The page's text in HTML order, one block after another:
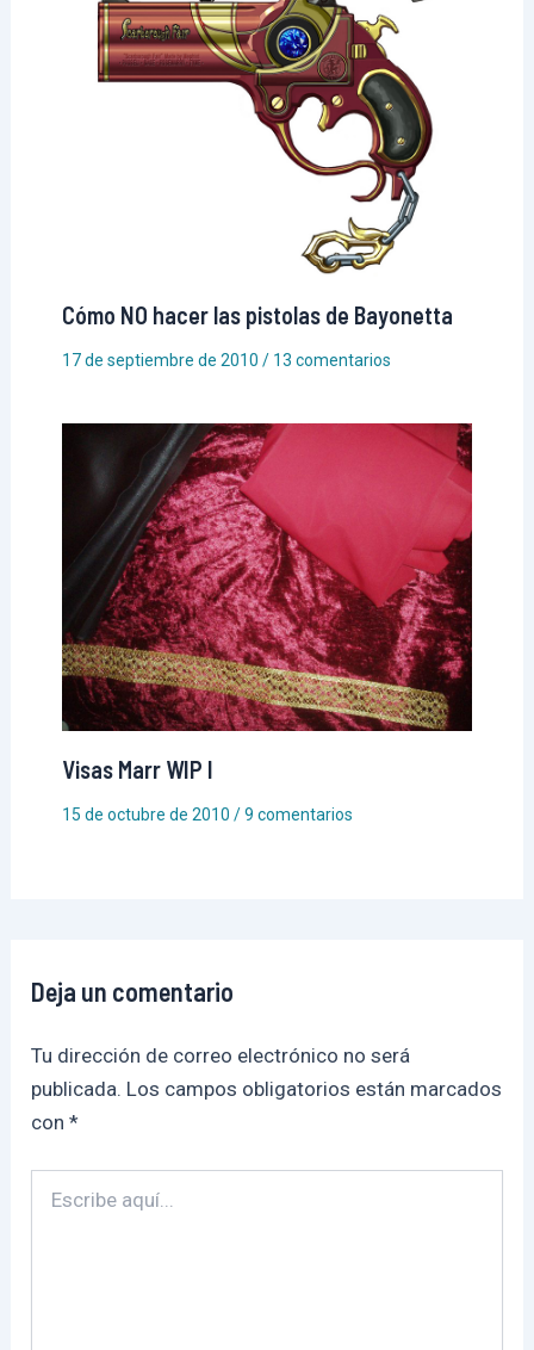
Cómo NO hacer las pistolas de Bayonetta
17 de septiembre de 2010 / 13 comentarios
Visas Marr WIP I
15 de octubre de 2010 /9 comentarios
Deja un comentario
Tu dirección de correo electrónico no será
publicada. Los campos obligatorios están marcados
con*
aquí...